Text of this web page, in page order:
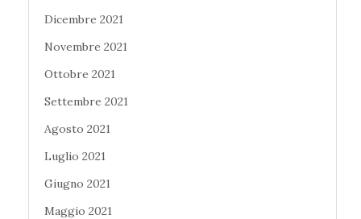
Dicembre 2021
Novembre 2021
Ottobre 2021
Settembre 2021
Agosto 2021
Luglio 2021
Giugno 2021
Maggio 2021